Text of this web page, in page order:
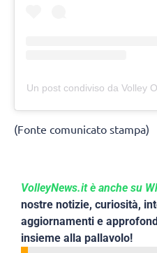
Un post condiviso da Volley
(Fonte comunicato stampa)
VolleyNews.it è anche su
nostre notizie, curiosità,
aggiornamenti e
insieme alla pallavolo!